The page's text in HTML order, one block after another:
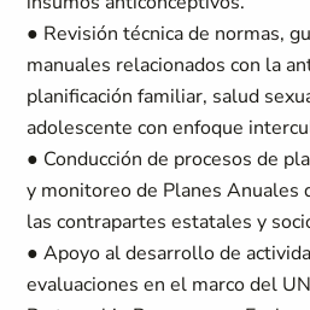
● Revisión técnica de normas,
manuales relacionados con la
planificación familiar, salud
adolescente con enfoque
● Conducción de procesos de
y monitoreo de Planes Anuales
las contrapartes estatales y
● Apoyo al desarrollo de
evaluaciones en el marco del